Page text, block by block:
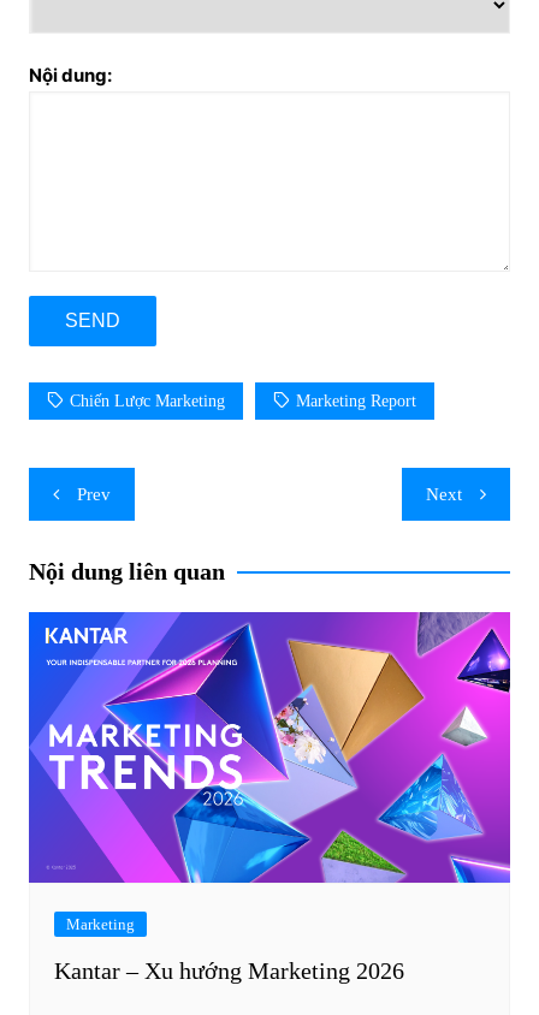
Nội dung:
Chiến Lược Marketing Marketing Report
Post
navigation
Prev Next
Nội dung liên quan
Marketing
Kantar – Xu hướng Marketing 2026